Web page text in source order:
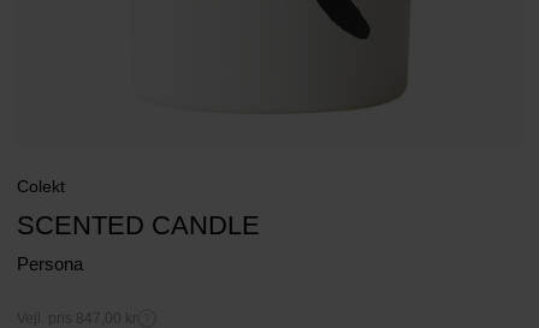
Colekt
SCENTED CANDLE
Persona
Vejl. pris 847,00 kr